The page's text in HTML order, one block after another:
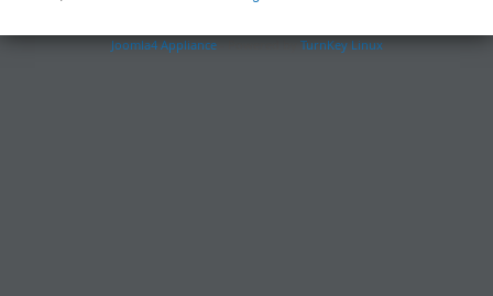
Joomla4 Appliance- Powered by TurnKey Linux